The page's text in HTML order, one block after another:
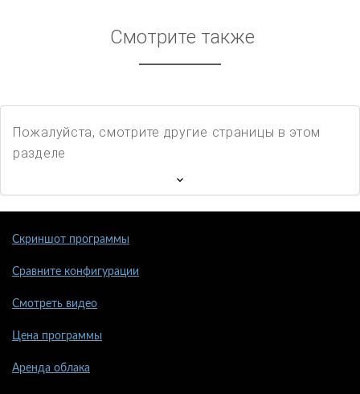
Смотрите также
Пожалуйста, смотрите другие страницы в этом
разделе
Скриншот программы
Сравните конфигурации
Смотреть видео
Цена программы
Аренда облака